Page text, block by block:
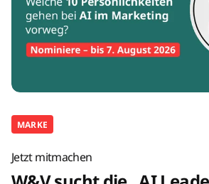
MARKE
Jetzt mitmachen